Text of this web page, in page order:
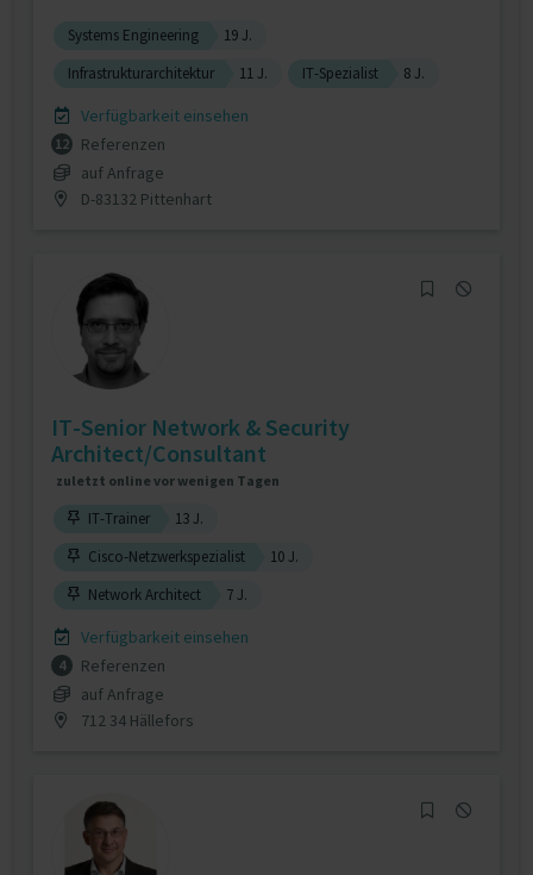
Systems Engineering
19 J.
Infrastrukturarchitektur
11 J. IT-Spezialist 8 J.
Verfügbarkeit einsehen
12
Referenzen
auf Anfrage
D-83132 Pittenhart
IT-Senior Network & Security
Architect/Consultant
zuletzt online vor wenigen Tagen
IT-Trainer
13 J.
Cisco-Netzwerkspezialist
10 J.
Network Architect
7 J.
Verfügbarkeit einsehen
4
Referenzen
auf Anfrage
712 34 Hällefors